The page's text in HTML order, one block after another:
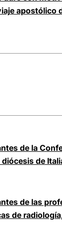
apostólico
de la
de
de las
de